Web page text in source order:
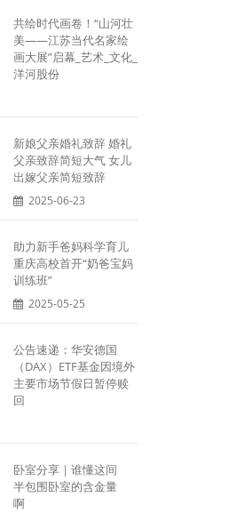
共绘时代画卷！“山河壮
美——江苏当代名家绘
画大展”启幕_艺术_文化_
洋河股份
新娘父亲婚礼致辞 婚礼
父亲致辞简短大气 女儿
出嫁父亲简短致辞
2025-06-23
助力新手爸妈科学育儿
重庆高校首开“奶爸宝妈
训练班”
2025-05-25
公告速递：华安德国
（DAX）ETF基金因境外
主要市场节假日暂停赎
回
卧室分享｜谁懂这间
半包围卧室的含金量
啊